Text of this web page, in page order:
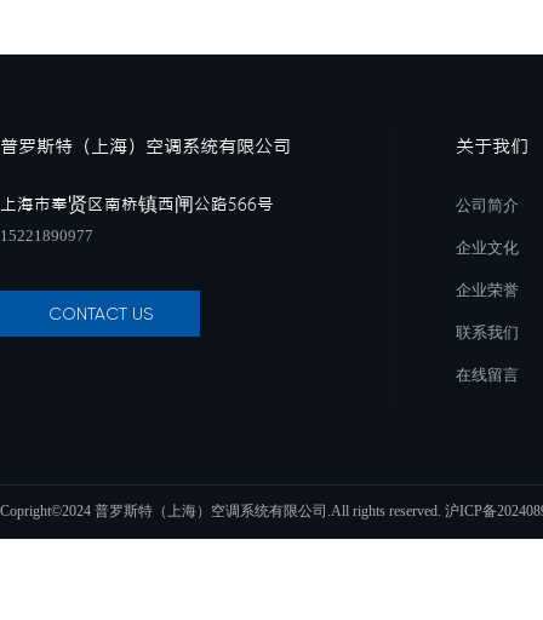
普罗斯特（上海）空调系统有限公司
上海市奉贤区南桥镇西闸公路566号
15221890977
CONTACT US
关于我们
公司简介
企业文化
企业荣誉
联系我们
在线留言
Copright©2024 普罗斯特（上海）空调系统有限公司.All rights reserved. 沪ICP备